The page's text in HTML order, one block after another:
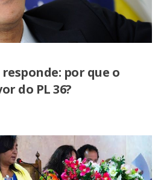
por que o
do PL 36?